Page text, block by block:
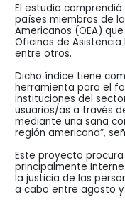
El estudio
países miembros de
Americanos (OEA)
Oficinas de Asistencia
entre otros.
Dicho índice tiene
herramienta para el
instituciones del
usuarios/as a través
mediante una sana
región americana”,
Este proyecto
principalmente
la justicia de las
a cabo entre agosto y